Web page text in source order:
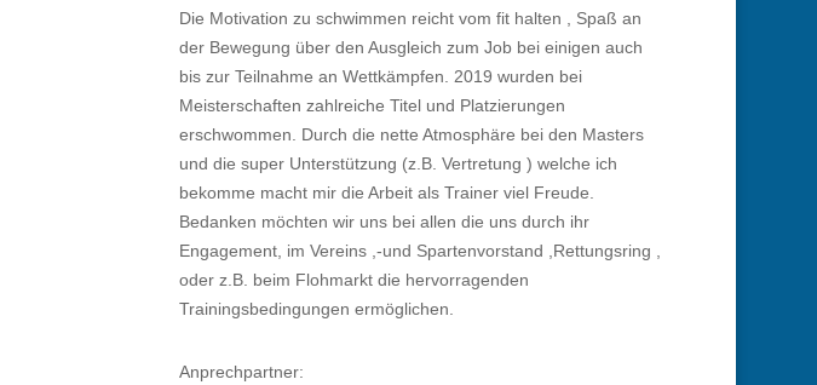
Die Motivation zu schwimmen reicht vom fit halten , Spaß an
der Bewegung über den Ausgleich zum Job bei einigen auch
bis zur Teilnahme an Wettkämpfen. 2019 wurden bei
Meisterschaften zahlreiche Titel und Platzierungen
erschwommen. Durch die nette Atmosphäre bei den Masters
und die super Unterstützung (z.B. Vertretung ) welche ich
bekomme macht mir die Arbeit als Trainer viel Freude.
Bedanken möchten wir uns bei allen die uns durch ihr
Engagement, im Vereins ,-und Spartenvorstand ,Rettungsring ,
oder z.B. beim Flohmarkt die hervorragenden
Trainingsbedingungen ermöglichen.
Anprechpartner: